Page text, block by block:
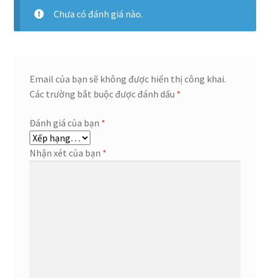
Chưa có đánh giá nào.
Email của bạn sẽ không được hiển thị công khai.
Các trường bắt buộc được đánh dấu *
Đánh giá của bạn *
Nhận xét của bạn *